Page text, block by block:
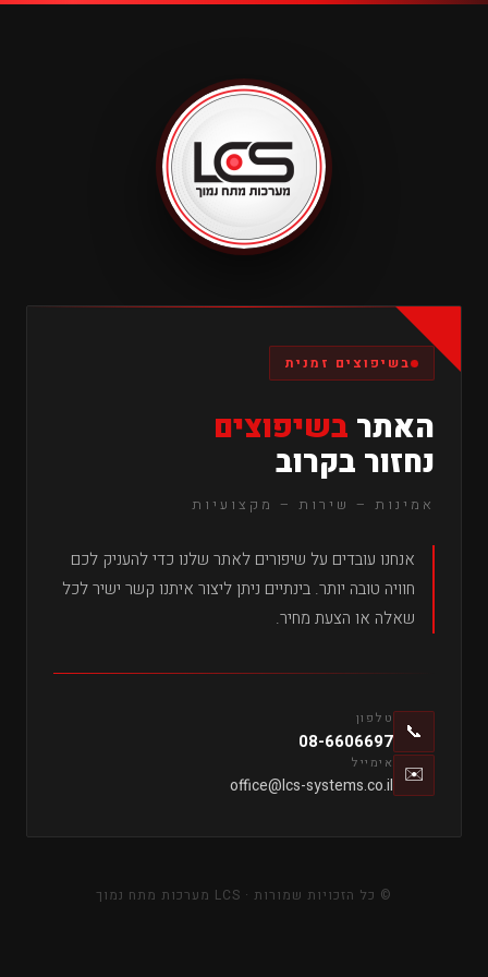
בשיפוצים זמנית
האתר בשיפוצים
נחזור בקרוב
אמינות – שירות – מקצועיות
אנחנו עובדים על שיפורים לאתר שלנו כדי להעניק לכם
חוויה טובה יותר. בינתיים ניתן ליצור איתנו קשר ישיר לכל
שאלה או הצעת מחיר.
📞 טלפון
08-6606697
✉️ אימייל
office@lcs-systems.co.il
© כל הזכויות שמורות · LCS מערכות מתח נמוך